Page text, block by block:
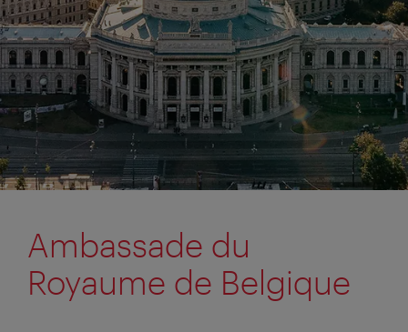
Ambassade du
Royaume de Belgique